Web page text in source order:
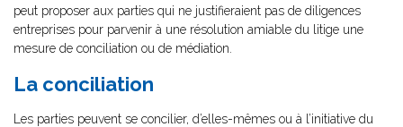
peut proposer aux parties qui ne justifieraient pas de diligences
entreprises pour parvenir à une résolution amiable du litige une
mesure de conciliation ou de médiation.
La conciliation
Les parties peuvent se concilier, d’elles-mêmes ou à l’initiative du